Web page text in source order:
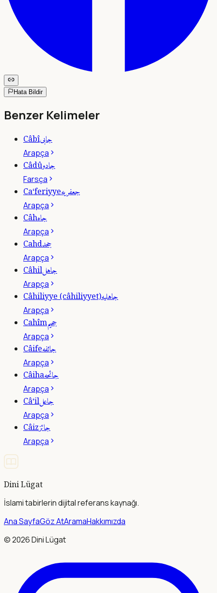
Hata Bildir
Benzer Kelimeler
Câbîجابى
Arapça
Câdûجادو
Farsça
Ca‘feriyyeجعفريه
Arapça
Câhجاه
Arapça
Cahdجحد
Arapça
Câhilجاهل
Arapça
Câhiliyye (câhiliyyet)جاهليه
Arapça
Cahîmجحيم
Arapça
Câifeجائفه
Arapça
Câihaجائحه
Arapça
Câ‘ilجاعل
Arapça
Câizجائز
Arapça
Dini Lügat
İslami tabirlerin dijital referans kaynağı.
Ana SayfaGöz AtAramaHakkımızda
©2026Dini Lügat